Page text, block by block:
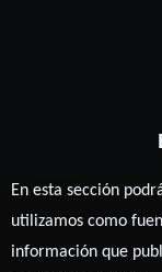
En esta sección
utilizamos como
información que